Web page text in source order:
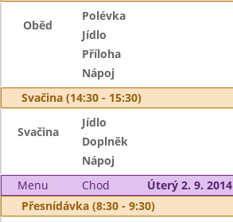
Oběd
Polévka
Jídlo
Příloha
Nápoj
Svačina (14:30 - 15:30)
Svačina
Jídlo
Doplněk
Nápoj
Menu
Chod
Úterý 2. 9. 2014
Přesnídávka (8:30 - 9:30)